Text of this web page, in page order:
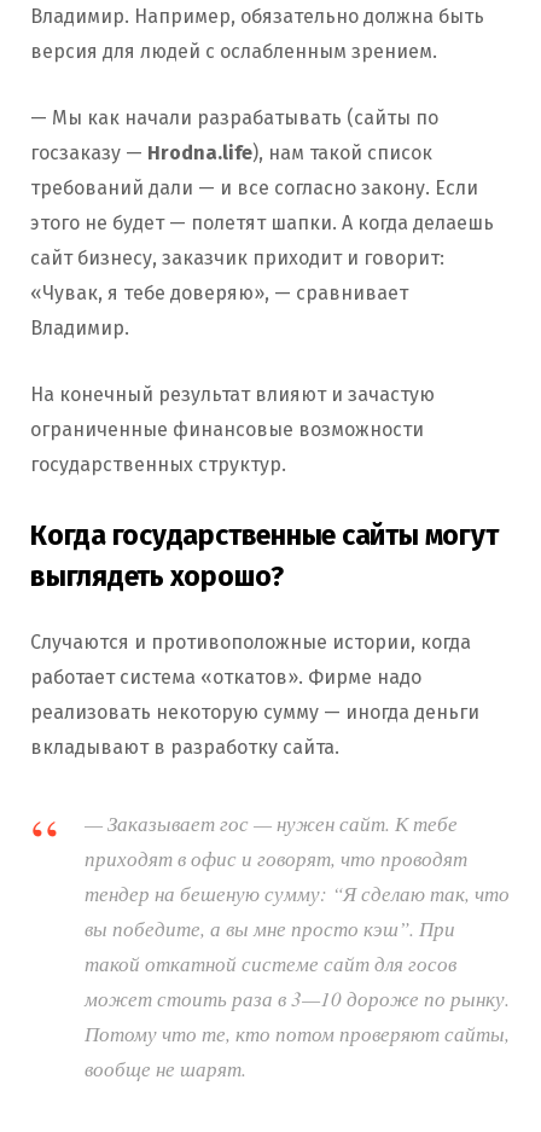
Владимир. Например, обязательно должна быть
версия для людей с ослабленным зрением.
— Мы как начали разрабатывать (сайты по
госзаказу — Hrodna.life), нам такой список
требований дали — и все согласно закону. Если
этого не будет — полетят шапки. А когда делаешь
сайт бизнесу, заказчик приходит и говорит:
«Чувак, я тебе доверяю», — сравнивает
Владимир.
На конечный результат влияют и зачастую
ограниченные финансовые возможности
государственных структур.
Когда государственные сайты могут
выглядеть хорошо?
Случаются и противоположные истории, когда
работает система «откатов». Фирме надо
реализовать некоторую сумму — иногда деньги
вкладывают в разработку сайта.
— Заказывает гос — нужен сайт. К тебе
приходят в офис и говорят, что проводят
тендер на бешеную сумму: “Я сделаю так, что
вы победите, а вы мне просто кэш”. При
такой откатной системе сайт для госов
может стоить раза в 3—10 дороже по рынку.
Потому что те, кто потом проверяют сайты,
вообще не шарят.